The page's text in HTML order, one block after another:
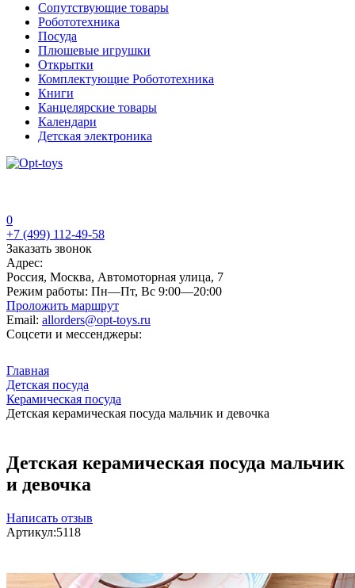
Сопутствующие товары
Робототехника
Посуда
Плюшевые игрушки
Открытки
Комплектующие Робототехника
Книги
Канцелярские товары
Календари
Детская электроника
0
+7 (499) 112-49-58
Заказать звонок
Адрес:
Россия, Москва, Автомоторная улица, 7
Режим работы: Пн—Пт, Вс 9:00—20:00
Проложить маршрут
Email: allorders@opt-toys.ru
Соцсети и мессенджеры:
Главная
Детская посуда
Керамическая посуда
Детская керамическая посуда мальчик и девочка
Детская керамическая посуда мальчик
и девочка
Написать отзыв
Артикул:5118